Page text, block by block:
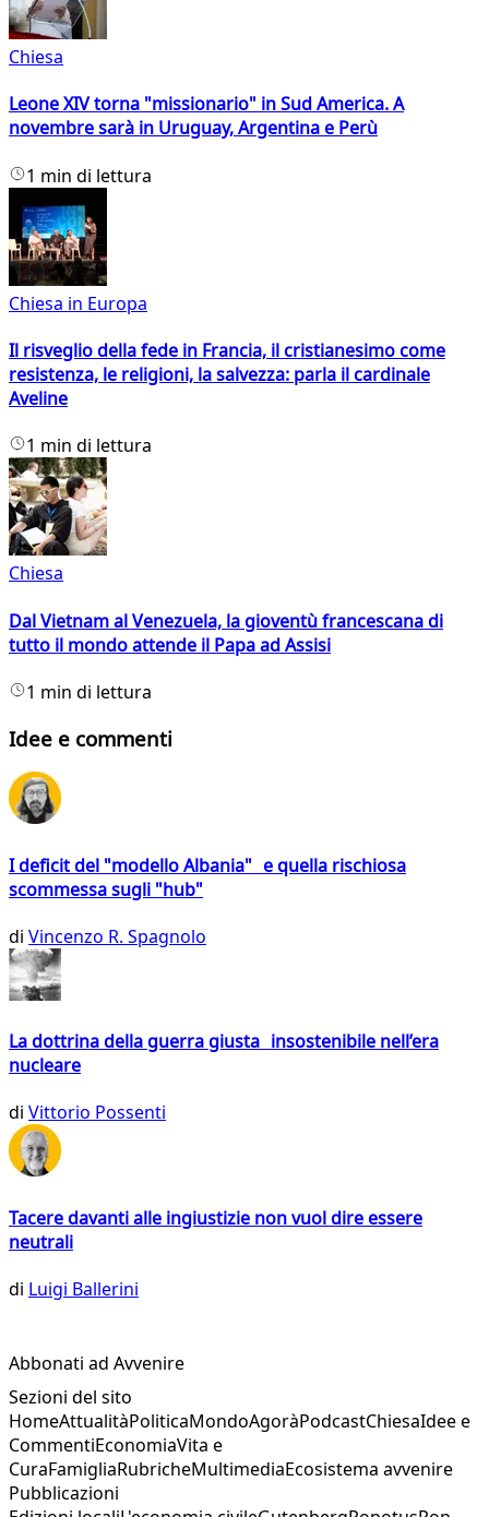
Chiesa
Leone XIV torna "missionario" in Sud America. A
novembre sarà in Uruguay, Argentina e Perù
1 min di lettura
Chiesa in Europa
Il risveglio della fede in Francia, il cristianesimo come
resistenza, le religioni, la salvezza: parla il cardinale
Aveline
1 min di lettura
Chiesa
Dal Vietnam al Venezuela, la gioventù francescana di
tutto il mondo attende il Papa ad Assisi
1 min di lettura
Idee e commenti
I deficit del "modello Albania" e quella rischiosa
scommessa sugli "hub"
di Vincenzo R. Spagnolo
La dottrina della guerra giusta insostenibile nell’era
nucleare
di Vittorio Possenti
Tacere davanti alle ingiustizie non vuol dire essere
neutrali
di Luigi Ballerini
Abbonati ad Avvenire
Sezioni del sito
HomeAttualitàPoliticaMondoAgoràPodcastChiesaIdee e
CommentiEconomiaVita e
CuraFamigliaRubricheMultimediaEcosistema avvenire
Pubblicazioni